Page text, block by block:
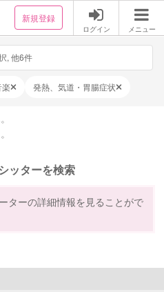
新規登録
ログイン メニュー
, 他6件
発熱、気道・胃腸症状
ッターを検索
ターの詳細情報を見ることがで